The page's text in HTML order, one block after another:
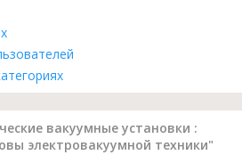
вакуумные установки :
электровакуумной техники"